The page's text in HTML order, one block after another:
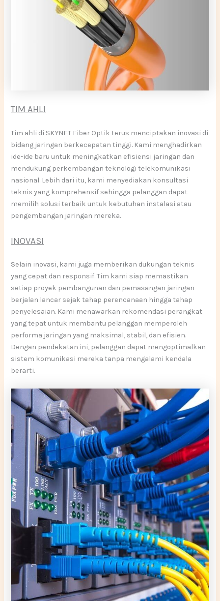
TIM AHLI
Tim ahli di SKYNET Fiber Optik terus menciptakan inovasi di
bidang jaringan berkecepatan tinggi. Kami menghadirkan
ide-ide baru untuk meningkatkan efisiensi jaringan dan
mendukung perkembangan teknologi telekomunikasi
nasional. Lebih dari itu, kami menyediakan konsultasi
teknis yang komprehensif sehingga pelanggan dapat
memilih solusi terbaik untuk kebutuhan instalasi atau
pengembangan jaringan mereka.
INOVASI
Selain inovasi, kami juga memberikan dukungan teknis
yang cepat dan responsif. Tim kami siap memastikan
setiap proyek pembangunan dan pemasangan jaringan
berjalan lancar sejak tahap perencanaan hingga tahap
penyelesaian. Kami menawarkan rekomendasi perangkat
yang tepat untuk membantu pelanggan memperoleh
performa jaringan yang maksimal, stabil, dan efisien.
Dengan pendekatan ini, pelanggan dapat mengoptimalkan
sistem komunikasi mereka tanpa mengalami kendala
berarti.